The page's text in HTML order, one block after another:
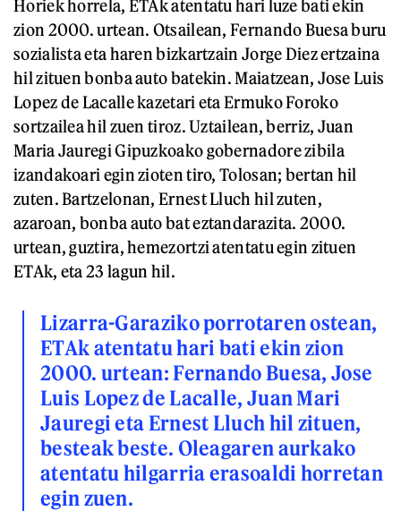
Horiek horrela, ETAk atentatu hari luze bati ekin
zion 2000. urtean. Otsailean, Fernando Buesa buru
sozialista eta haren bizkartzain Jorge Diez ertzaina
hil zituen bonba auto batekin. Maiatzean, Jose Luis
Lopez de Lacalle kazetari eta Ermuko Foroko
sortzailea hil zuen tiroz. Uztailean, berriz, Juan
Maria Jauregi Gipuzkoako gobernadore zibila
izandakoari egin zioten tiro, Tolosan; bertan hil
zuten. Bartzelonan, Ernest Lluch hil zuten,
azaroan, bonba auto bat eztandarazita. 2000.
urtean, guztira, hemezortzi atentatu egin zituen
ETAk, eta 23 lagun hil.
Lizarra-Garaziko porrotaren ostean,
ETAk atentatu hari bati ekin zion
2000. urtean: Fernando Buesa, Jose
Luis Lopez de Lacalle, Juan Mari
Jauregi eta Ernest Lluch hil zituen,
besteak beste. Oleagaren aurkako
atentatu hilgarria erasoaldi horretan
egin zuen.